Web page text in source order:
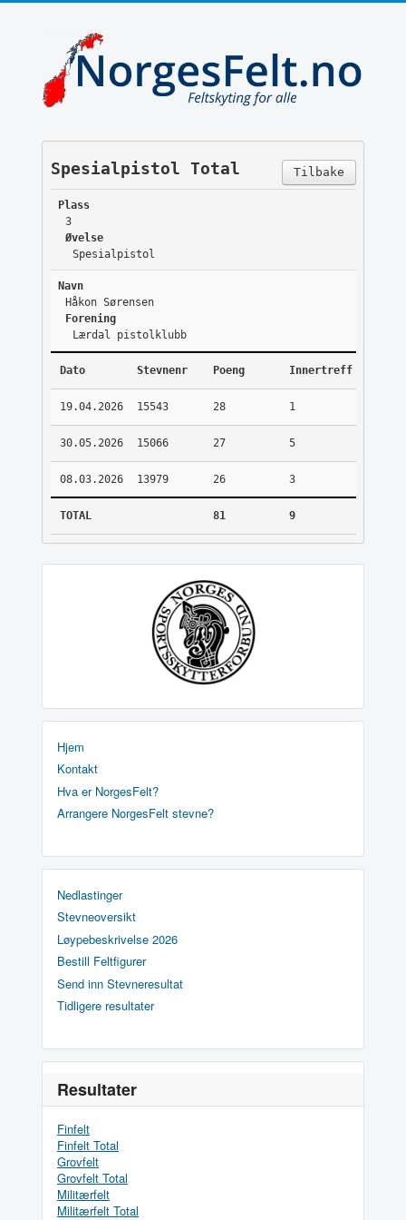
Tilbake
Spesialpistol Total
Plass
3
Øvelse
Spesialpistol
Navn
Håkon Sørensen
Forening
Lærdal pistolklubb
Dato Stevnenr Poeng Innertreff
19.04.2026 15543 28 1
30.05.2026 15066 27 5
08.03.2026 13979 26 3
TOTAL 81 9
Hjem
Kontakt
Hva er NorgesFelt?
Arrangere NorgesFelt stevne?
Nedlastinger
Stevneoversikt
Løypebeskrivelse 2026
Bestill Feltfigurer
Send inn Stevneresultat
Tidligere resultater
Resultater
Finfelt
Finfelt Total
Grovfelt
Grovfelt Total
Militærfelt
Militærfelt Total